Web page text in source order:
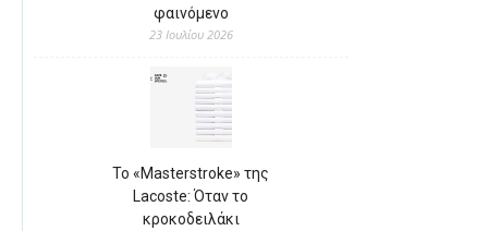
φαινόμενο
23 Ιουλίου 2026
Το «Masterstroke» της
Lacoste: Όταν το
κροκοδειλάκι